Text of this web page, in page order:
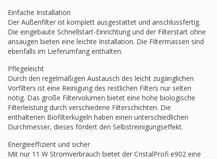
Einfache Installation
Der Außenfilter ist komplett ausgestattet und anschlussfertig.
Die eingebaute Schnellstart-Einrichtung und der Filterstart ohne
ansaugen bieten eine leichte Installation. Die Filtermassen sind
ebenfalls im Lieferumfang enthalten.
Pflegeleicht
Durch den regelmäßigen Austausch des leicht zugänglichen
Vorfilters ist eine Reinigung des restlichen Filters nur selten
nötig. Das große Filtervolumen bietet eine hohe biologische
Filterleistung durch verschiedene Filterschichten. Die
enthaltenen Biofilterkugeln haben einen unterschiedlichen
Durchmesser, dieses fördert den Selbstreinigungseffekt.
Energieeffizient und sicher
Mit nur 11 W Stromverbrauch bietet der CristalProfi e902 eine